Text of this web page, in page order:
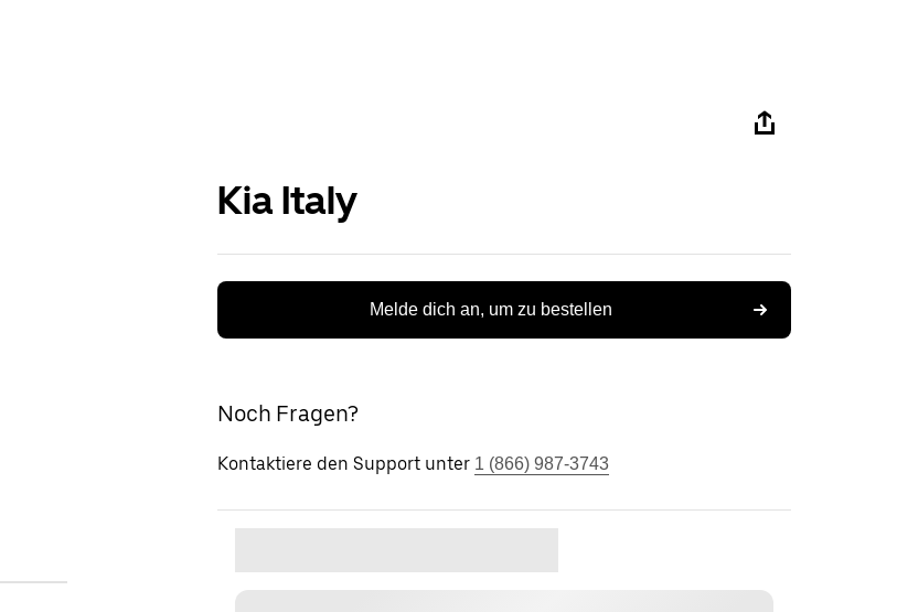
Kia Italy
Melde dich an, um zu bestellen
Noch Fragen?
Kontaktiere den Support unter 1 (866) 987-3743